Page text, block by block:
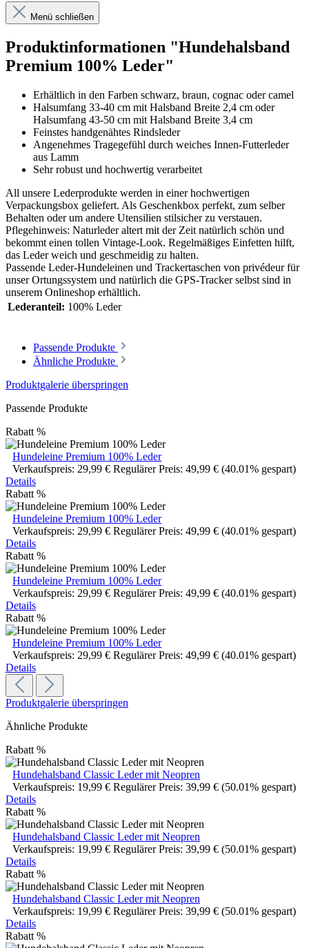
Menü schließen
Produktinformationen "Hundehalsband
Premium 100% Leder"
Erhältlich in den Farben schwarz, braun, cognac oder camel
Halsumfang 33-40 cm mit Halsband Breite 2,4 cm oder
Halsumfang 43-50 cm mit Halsband Breite 3,4 cm
Feinstes handgenähtes Rindsleder
Angenehmes Tragegefühl durch weiches Innen-Futterleder
aus Lamm
Sehr robust und hochwertig verarbeitet
All unsere Lederprodukte werden in einer hochwertigen
Verpackungsbox geliefert. Als Geschenkbox perfekt, zum selber
Behalten oder um andere Utensilien stilsicher zu verstauen.
Pflegehinweis: Naturleder altert mit der Zeit natürlich schön und
bekommt einen tollen Vintage-Look. Regelmäßiges Einfetten hilft,
das Leder weich und geschmeidig zu halten.
Passende Leder-Hundeleinen und Trackertaschen von privédeur für
unser Ortungssystem und natürlich die GPS-Tracker selbst sind in
unserem Onlineshop erhältlich.
Lederanteil: 100% Leder
Passende Produkte
Ähnliche Produkte
Produktgalerie überspringen
Passende Produkte
Rabatt %
Hundeleine Premium 100% Leder
Verkaufspreis: 29,99 € Regulärer Preis: 49,99 € (40.01% gespart)
Details
Rabatt %
Hundeleine Premium 100% Leder
Verkaufspreis: 29,99 € Regulärer Preis: 49,99 € (40.01% gespart)
Details
Rabatt %
Hundeleine Premium 100% Leder
Verkaufspreis: 29,99 € Regulärer Preis: 49,99 € (40.01% gespart)
Details
Rabatt %
Hundeleine Premium 100% Leder
Verkaufspreis: 29,99 € Regulärer Preis: 49,99 € (40.01% gespart)
Details
Produktgalerie überspringen
Ähnliche Produkte
Rabatt %
Hundehalsband Classic Leder mit Neopren
Verkaufspreis: 19,99 € Regulärer Preis: 39,99 € (50.01% gespart)
Details
Rabatt %
Hundehalsband Classic Leder mit Neopren
Verkaufspreis: 19,99 € Regulärer Preis: 39,99 € (50.01% gespart)
Details
Rabatt %
Hundehalsband Classic Leder mit Neopren
Verkaufspreis: 19,99 € Regulärer Preis: 39,99 € (50.01% gespart)
Details
Rabatt %